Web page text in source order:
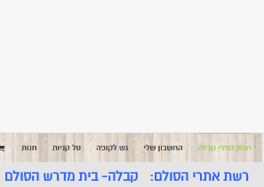
רשת אתרי הסולם: קבלה- בית מדרש הסולם